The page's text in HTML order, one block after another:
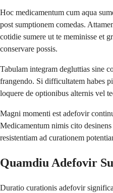
Hoc medicamentum cum aqua
post sumptionem comedas.
cotidie sumere ut te meminisse et
conservare possis.
Tabulam integram degluttias sine
frangendo. Si difficultatem habes
loquere de optionibus alternis vel
Magni momenti est adefovir
Medicamentum nimis cito
resistentiam ad curationem
Quamdiu Adefovir
Duratio curationis adefovir